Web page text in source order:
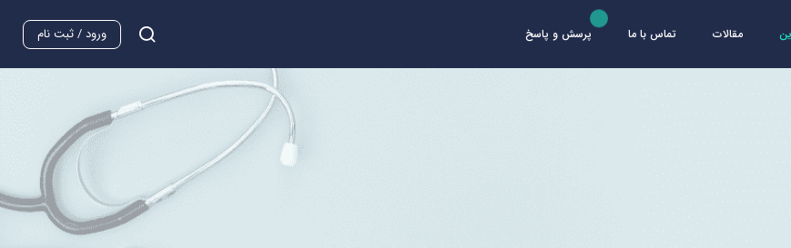
مقالات تماس با ما پرسش و پاسخ ورود / ثبت نام